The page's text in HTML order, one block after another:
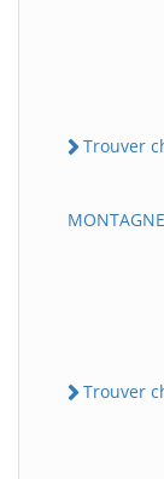
Trouver
MONTAGNE
Trouver